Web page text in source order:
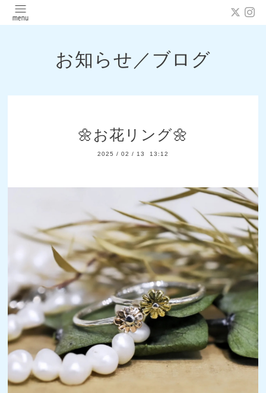
お知らせ／ブログ
🌼お花リング🌼
2025 / 02 / 13 13:12